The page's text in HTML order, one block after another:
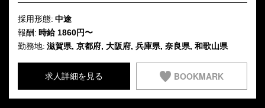
採用形態: 中途
報酬: 時給 1860円〜
勤務地: 滋賀県, 京都府, 大阪府, 兵庫県, 奈良県, 和歌山県
求人詳細を見る BOOKMARK